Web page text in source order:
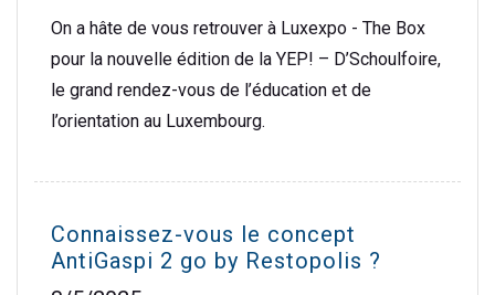
On a hâte de vous retrouver à Luxexpo - The Box
pour la nouvelle édition de la YEP! – D’Schoulfoire,
le grand rendez-vous de l’éducation et de
l’orientation au Luxembourg.
Connaissez-vous le concept
AntiGaspi 2 go by Restopolis ?